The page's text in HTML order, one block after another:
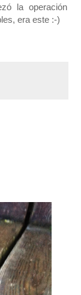
la operación
era este :-)